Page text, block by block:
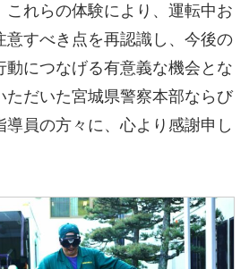
これらの体験により、運転中お
意すべき点を再認識し、今後の
動につなげる有意義な機会とな
ただいた宮城県警察本部ならび
導員の方々に、心より感謝申し